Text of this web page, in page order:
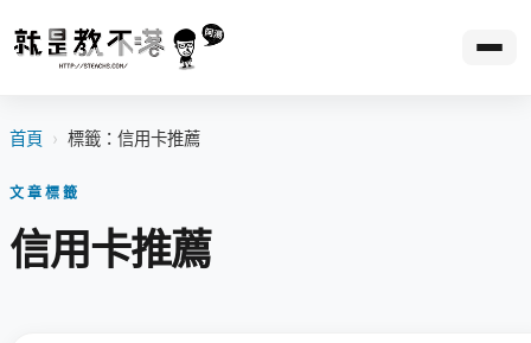
首頁 › 標籤：信用卡推薦
文章標籤
信用卡推薦